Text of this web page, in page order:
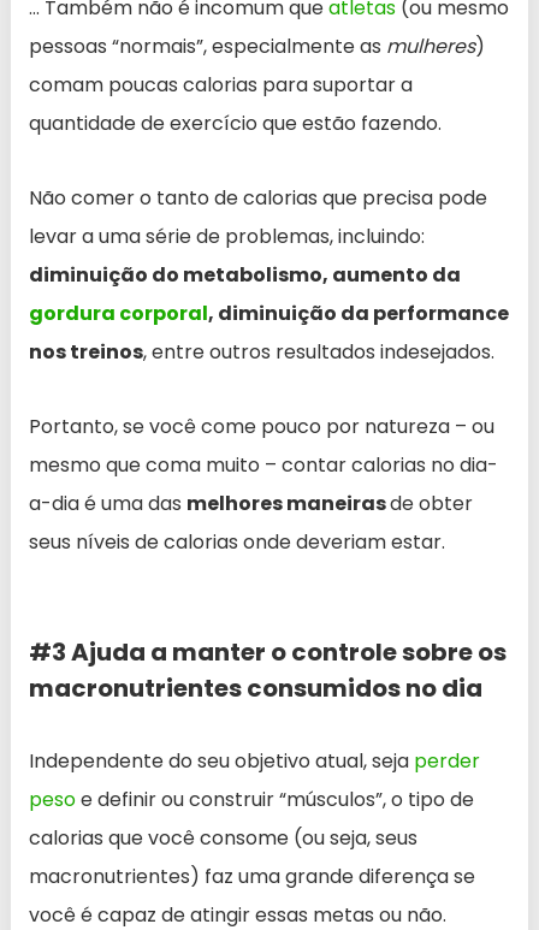
… Também não é incomum queatletas (ou mesmo
pessoas “normais”, especialmente as mulheres)
comam poucas calorias para suportar a
quantidade de exercício que estão fazendo.
Não comer o tanto de calorias que precisa pode
levar a uma série de problemas, incluindo:
diminuição do metabolismo, aumento da
gordura corporal, diminuição da performance
nos treinos, entre outros resultados indesejados.
Portanto, se você come pouco por natureza – ou
mesmo que coma muito – contar calorias no dia-
a-dia é uma das melhores maneirasde obter
seus níveis de calorias onde deveriam estar.
#3 Ajuda a manter o controle sobre os
macronutrientes consumidos no dia
Independente do seu objetivo atual, seja perder
pesoe definir ou construir “músculos”, o tipo de
calorias que você consome (ou seja, seus
macronutrientes) faz uma grande diferença se
você é capaz de atingir essas metas ou não.